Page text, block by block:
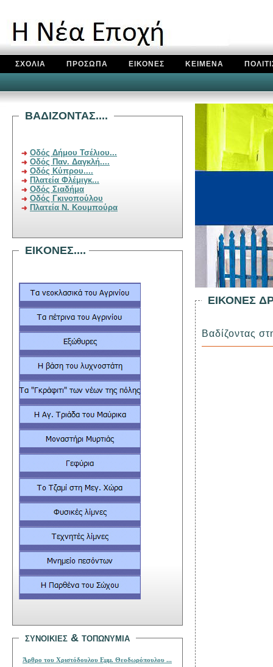
ΣΧΟΛΙΑ ΠΡΟΣΩΠΑ ΕΙΚΟΝΕΣ ΚΕΙΜΕΝΑ
ΕΙΚΟΝΕΣ
Βαδίζοντας
BAΔIZONTAΣ....
Οδός Δήμου Τσέλιου...
Οδός Παν. Δαγκλή....
Οδός Κύπρου....
Πλατεία Φλέμιγκ...
Οδός Σιαδήμα
Οδός Γκινοπούλου
Πλατεία Ν. Κουμπούρα
EIKONEΣ....
συνοικιεσ & τοπωνυμια
Άρθρο τ ου Χριστόδουλου Εμμ. Θεοδωρόπουλου ...